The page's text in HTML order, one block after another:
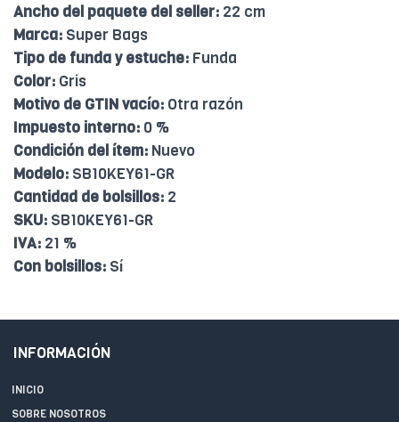
Ancho del paquete del seller: 22 cm
Marca: Super Bags
Tipo de funda y estuche: Funda
Color: Gris
Motivo de GTIN vacío: Otra razón
Impuesto interno: 0 %
Condición del ítem: Nuevo
Modelo: SB10KEY61-GR
Cantidad de bolsillos: 2
SKU: SB10KEY61-GR
IVA: 21 %
Con bolsillos: Sí
INFORMACIÓN
INICIO
SOBRE NOSOTROS